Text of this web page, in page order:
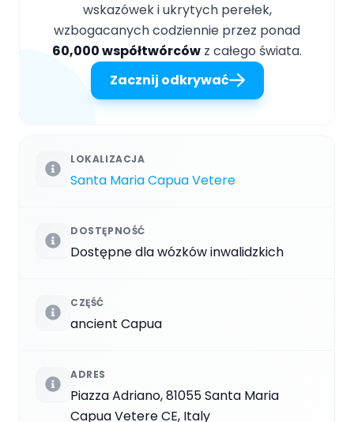
wskazówek i ukrytych perełek,
wzbogacanych codziennie przez ponad
60,000 współtwórców z całego świata.
Zacznij odkrywać
LOKALIZACJA
Santa Maria Capua Vetere
DOSTĘPNOŚĆ
Dostępne dla wózków inwalidzkich
CZĘŚĆ
ancient Capua
ADRES
Piazza Adriano, 81055 Santa Maria
Capua Vetere CE, Italy